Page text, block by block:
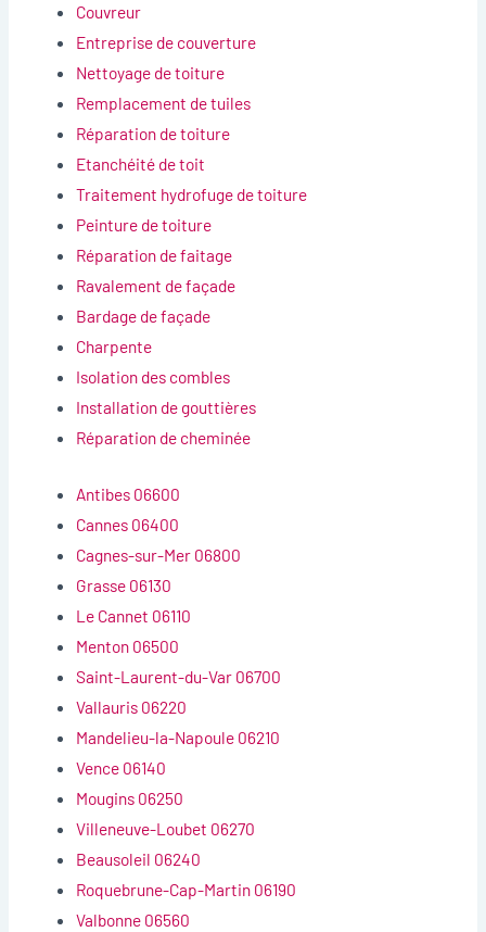
Couvreur
Entreprise de couverture
Nettoyage de toiture
Remplacement de tuiles
Réparation de toiture
Etanchéité de toit
Traitement hydrofuge de toiture
Peinture de toiture
Réparation de faitage
Ravalement de façade
Bardage de façade
Charpente
Isolation des combles
Installation de gouttières
Réparation de cheminée
Antibes 06600
Cannes 06400
Cagnes-sur-Mer 06800
Grasse 06130
Le Cannet 06110
Menton 06500
Saint-Laurent-du-Var 06700
Vallauris 06220
Mandelieu-la-Napoule 06210
Vence 06140
Mougins 06250
Villeneuve-Loubet 06270
Beausoleil 06240
Roquebrune-Cap-Martin 06190
Valbonne 06560